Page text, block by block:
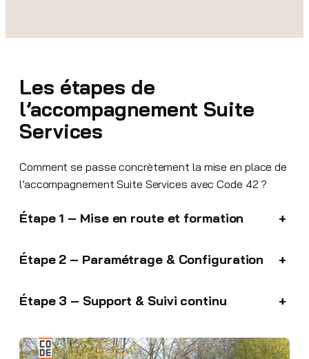
Les étapes de
l’accompagnement Suite
Services
Comment se passe concrètement la mise en place de
l’accompagnement Suite Services avec Code 42 ?
Étape 1 – Mise en route et formation +
Étape 2 – Paramétrage & Configuration +
Étape 3 – Support & Suivi continu +